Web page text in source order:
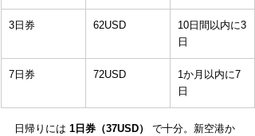
3日券 62USD
10日間以内に3
日
7日券 72USD
1か月以内に7
日
日帰りには 1日券（37USD）
で十分。新空港か